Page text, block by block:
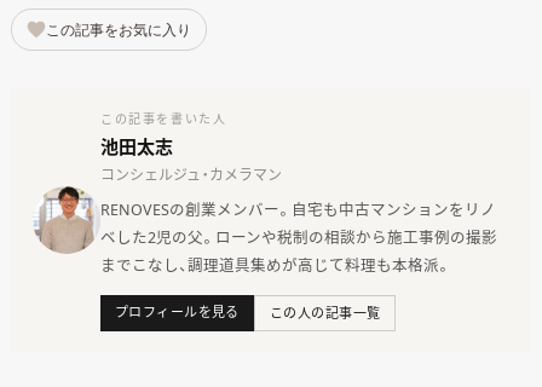
この記事をお気に入り
この記事を書いた人
池田太志
コンシェルジュ・カメラマン
RENOVESの創業メンバー。自宅も中古マンションをリノ
ベした2児の父。ローンや税制の相談から施工事例の撮影
までこなし、調理道具集めが高じて料理も本格派。
プロフィールを見る この人の記事一覧